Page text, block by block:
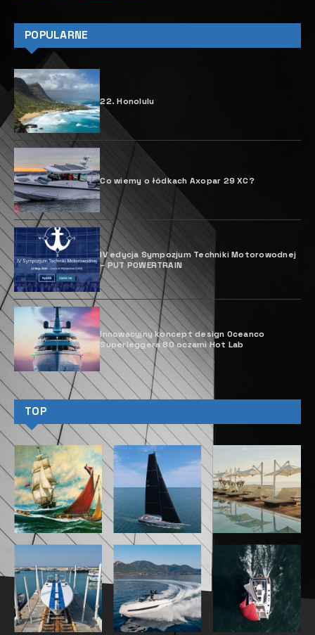
POPULARNE
22. Honolulu
Co wiemy o łódkach Axopar 29 XC?
IV edycja Sympozjum Techniki Motorowodnej
– PUT POWERTRAIN
Innowacyjny koncept design Oceanco
Superleggera 80 oczami Hot Lab
TOP